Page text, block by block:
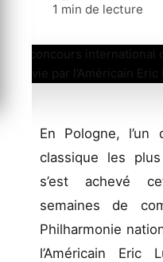
1 min de lecture
En Pologne, l’un
classique les
s’est achevé
semaines de
Philharmonie
l’Américain